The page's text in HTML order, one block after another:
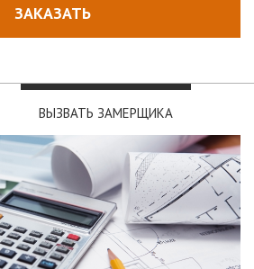
ЗАКАЗАТЬ
ВЫЗВАТЬ ЗАМЕРЩИКА